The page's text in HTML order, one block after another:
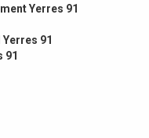
Yerres 91
91
91